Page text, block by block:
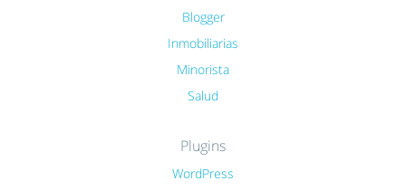
Blogger
Inmobiliarias
Minorista
Salud
Plugins
WordPress